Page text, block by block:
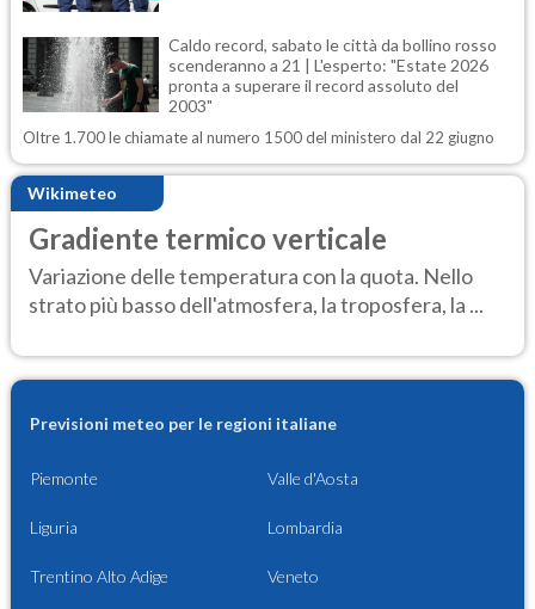
Caldo record, sabato le città da bollino rosso
scenderanno a 21 | L'esperto: "Estate 2026
pronta a superare il record assoluto del
2003"
Oltre 1.700 le chiamate al numero 1500 del ministero dal 22 giugno
Wikimeteo
Gradiente termico verticale
Variazione delle temperatura con la quota. Nello
strato più basso dell'atmosfera, la troposfera, la ...
Previsioni meteo per le regioni italiane
Piemonte Valle d'Aosta
Liguria Lombardia
Trentino Alto Adige Veneto